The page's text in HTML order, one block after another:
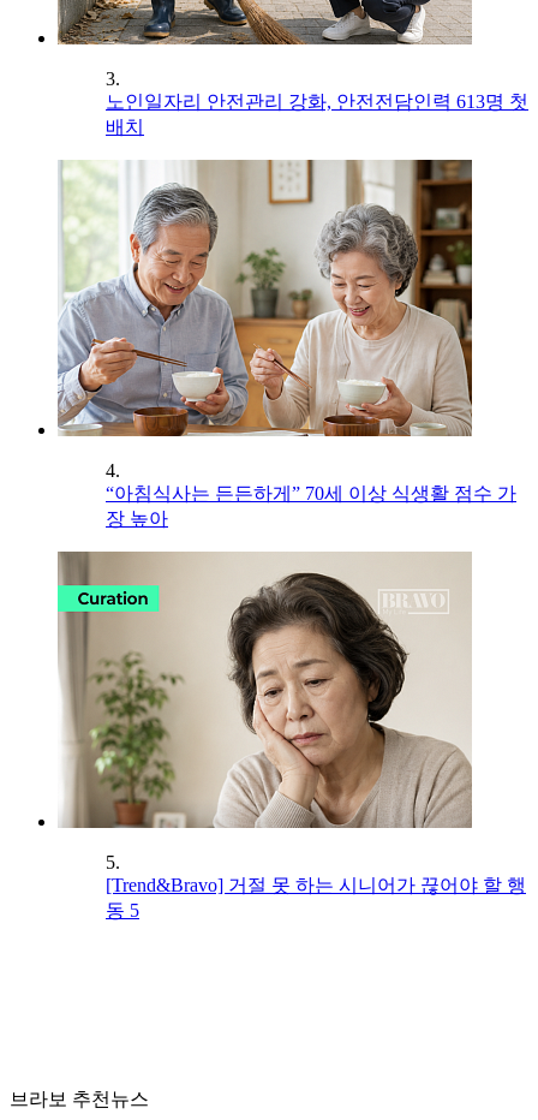
3.
노인일자리 안전관리 강화, 안전전담인력 613명 첫
배치
4.
“아침식사는 든든하게” 70세 이상 식생활 점수 가
장 높아
5.
[Trend&Bravo] 거절 못 하는 시니어가 끊어야 할 행
동 5
브라보 추천뉴스